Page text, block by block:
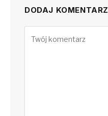
DODAJ KOMENTARZ